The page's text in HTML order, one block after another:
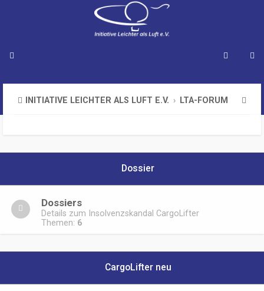
INITIATIVE LEICHTER ALS LUFT E.V. LTA-FORUM
h
Dossier
Dossiers
Details zum Insolvenzskandal CargoLifter
Themen: 6
CargoLifter neu